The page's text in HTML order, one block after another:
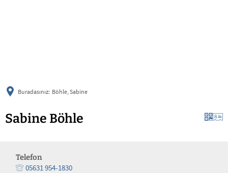
Buradasınız: Böhle, Sabine
Sabine Böhle
Telefon
05631 954-1830